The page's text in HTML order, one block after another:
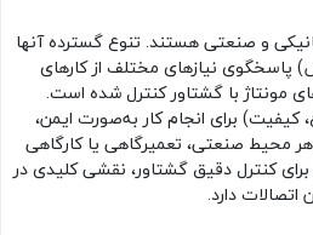
و صنعتی هستند. تنوع گسترده آنها
پاسخگوی نیازهای مختلف از کارهای
مونتاژ با گشتاور کنترل شده است.
کیفیت) برای انجام کار به‌صورت ایمن،
محیط صنعتی، تعمیرگاهی یا کارگاهی
برای کنترل دقیق گشتاور، نقشی کلیدی در
دارد.